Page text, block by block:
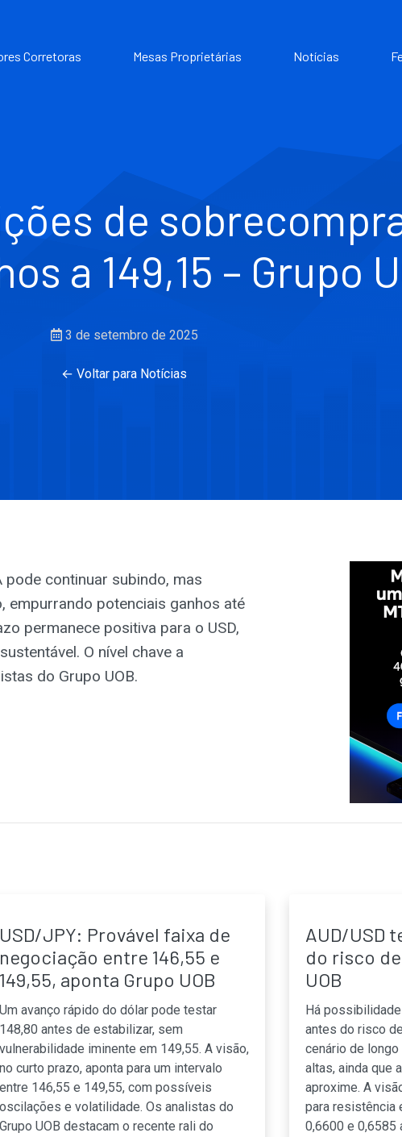
Corretoras Mesas Proprietárias Notícias
de
a 149,15 – Grupo
3 de setembro de 2025
← Voltar para Notícias
pode continuar subindo, mas
potenciais ganhos até
permanece positiva para o USD,
O nível chave a
do Grupo UOB.
USD/JPY: Provável faixa de
negociação entre 146,55 e
149,55, aponta Grupo UOB
Um avanço rápido do dólar pode testar
148,80 antes de estabilizar, sem
vulnerabilidade iminente em 149,55. A visão,
no curto prazo, aponta para um intervalo
entre 146,55 e 149,55, com possíveis
oscilações e volatilidade. Os analistas do
Grupo UOB destacam o recente rali do
AUD/USD
do risco
UOB
Há
antes do risco
cenário de
altas, ainda que
aproxime. A
para resistência
0,6600 e 0,6585